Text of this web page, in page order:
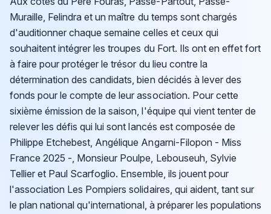
Muraille, Felindra et un maître du temps sont chargés
d'auditionner chaque semaine celles et ceux qui
souhaitent intégrer les troupes du Fort. Ils ont en effet fort
à faire pour protéger le trésor du lieu contre la
détermination des candidats, bien décidés à lever des
fonds pour le compte de leur association. Pour cette
sixième émission de la saison, l'équipe qui vient tenter de
relever les défis qui lui sont lancés est composée de
Philippe Etchebest, Angélique Angarni-Filopon - Miss
France 2025 -, Monsieur Poulpe, Lebouseuh, Sylvie
Tellier et Paul Scarfoglio. Ensemble, ils jouent pour
l'association Les Pompiers solidaires, qui aident, tant sur
le plan national qu'international, à préparer les populations